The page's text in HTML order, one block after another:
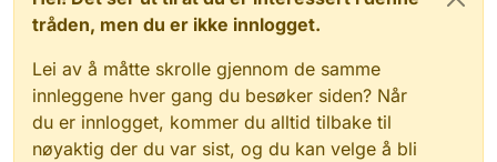
Kystverket som kjenner prosjektet vårt.
du har rettigheter i Altinn på vegne av din
organisasjon.
tråden, men du er ikke innlogget.
Lei av å måtte skrolle gjennom de samme
innleggene hver gang du besøker siden? Når
du er innlogget, kommer du alltid tilbake til
nøyaktig der du var sist, og du kan velge å bli